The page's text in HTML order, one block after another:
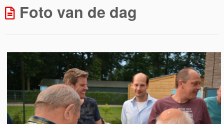
Foto van de dag